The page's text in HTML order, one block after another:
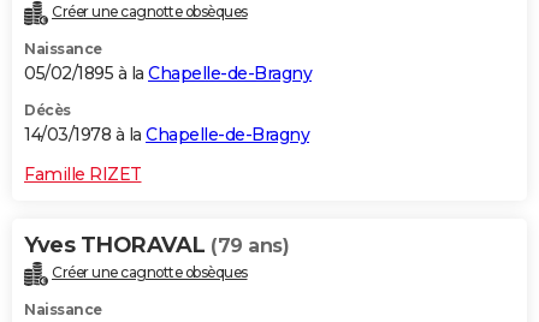
Créer une cagnotte obsèques
Naissance
05/02/1895 à la Chapelle-de-Bragny
Décès
14/03/1978 à la Chapelle-de-Bragny
Famille RIZET
Yves THORAVAL (79 ans)
Créer une cagnotte obsèques
Naissance